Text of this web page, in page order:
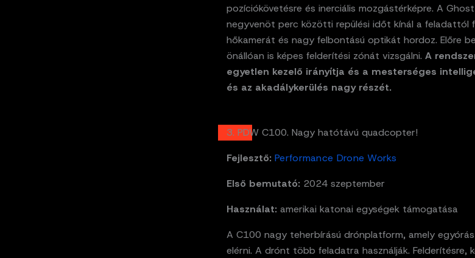
pozíciókövetésre és inerciális mozgástérképre. A
negyvenöt perc közötti repülési időt kínál a feladattól
hőkamerát és nagy felbontású optikát hordoz. Előre
önállóan is képes felderítési zónát vizsgálni. A
egyetlen kezelő irányítja és a mesterséges
és az akadálykerülés nagy részét.
3. PDW C100. Nagy hatótávú quadcopter!
Fejlesztő: Performance Drone Works
Első bemutató: 2024 szeptember
Használat: amerikai katonai egységek támogatása
A C100 nagy teherbírású drónplatform, amely
elérni. A drónt több feladatra használják. Felderítésre,